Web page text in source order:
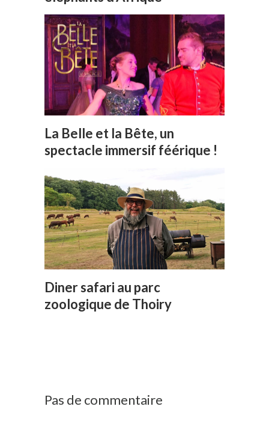
La Belle et la Bête, un
spectacle immersif féérique !
Diner safari au parc
zoologique de Thoiry
Pas de commentaire